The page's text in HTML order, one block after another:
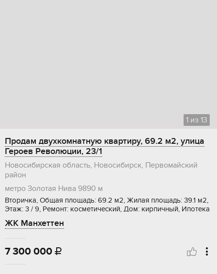
1 из 13
Продам двухкомнатную квартиру, 69.2 м2, улица
Героев Революции, 23/1
Новосибирская область, Новосибирск, Первомайский
район
метро Золотая Нива 9890 м
Вторичка, Общая площадь: 69.2 м2, Жилая площадь: 39.1 м2,
Этаж: 3 / 9, Ремонт: косметический, Дом: кирпичный, Ипотека
ЖК Манхеттен
7 300 000 